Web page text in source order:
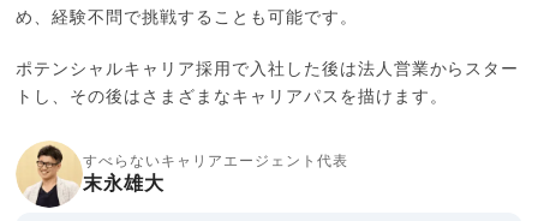
め、経験不問で挑戦することも可能です。
ポテンシャルキャリア採用で入社した後は法人営業からスター
トし、その後はさまざまなキャリアパスを描けます。
すべらないキャリアエージェント代表
末永雄大